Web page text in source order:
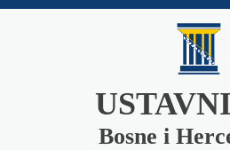
Bosne i